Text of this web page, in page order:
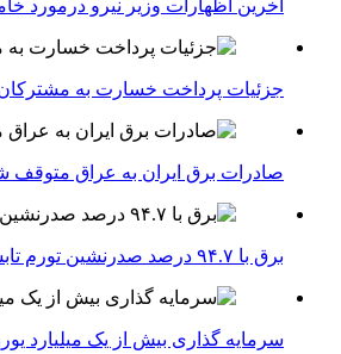
آخرین اظهارات وزیر نیرو درمورد خاموشی‌ها/معافیت ۴ استان
جزئیات پرداخت خسارت به
صادرات برق ایران به عراق
برق با ۹۴.۷ درصد صدرنشین تورم تابستانی!
سرمایه گذاری بیش از یک میلیارد